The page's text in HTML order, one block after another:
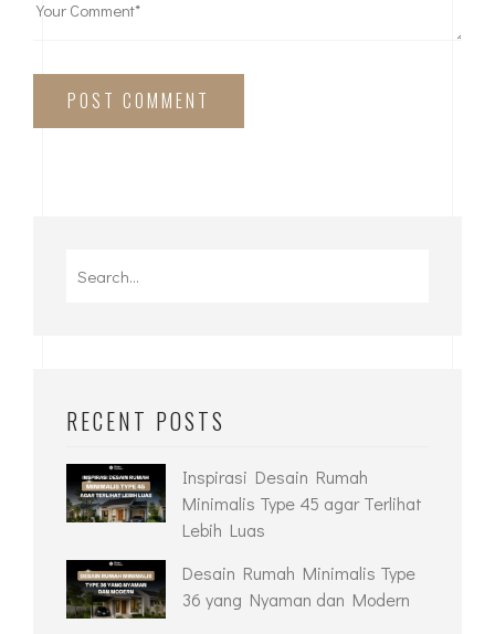
POST COMMENT
RECENT POSTS
Inspirasi Desain Rumah
Minimalis Type 45 agar Terlihat
Lebih Luas
Desain Rumah Minimalis Type
36 yang Nyaman dan Modern